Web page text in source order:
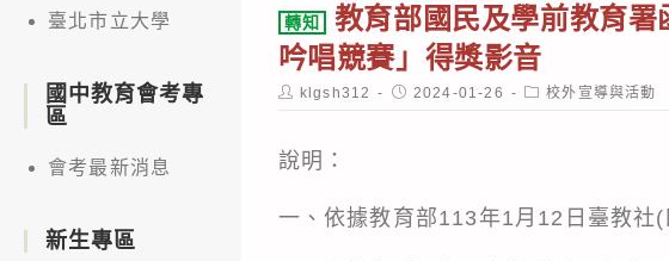
轉知
教育部國民及學前教育
吟唱競賽」得獎影音
Post
author:
klgsh312
Post
published:
2024-01-26
Post
category:
校外宣導與活動
說明：
一、依據教育部113年1月12日臺教社
臺北市立大學
國中教育會考專
區
會考最新消息
新生專區